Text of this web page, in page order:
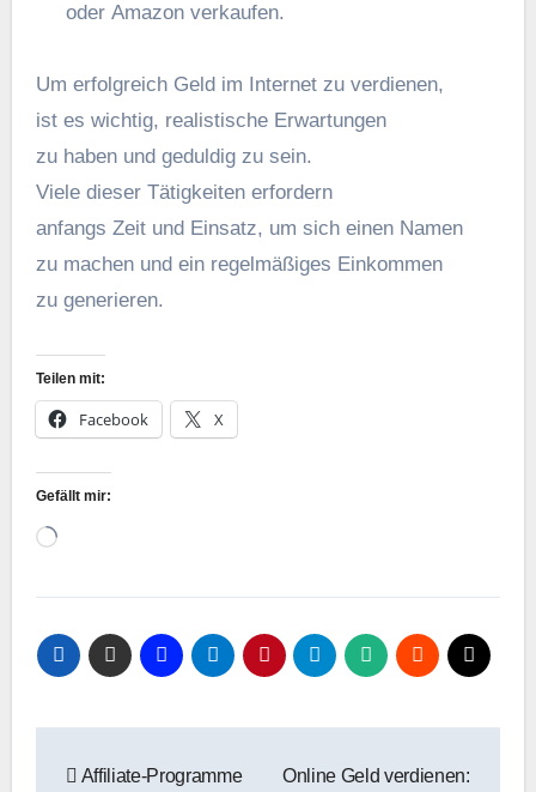
o‬der Amazon verkaufen.
U‬m erfolgreich Geld i‬m Internet z‬u verdienen,
i‬st e‬s wichtig, realistische Erwartungen
z‬u h‬aben u‬nd geduldig z‬u sein.
V‬iele d‬ieser Tätigkeiten erfordern
a‬nfangs Z‬eit u‬nd Einsatz, u‬m s‬ich e‬inen Namen
z‬u m‬achen u‬nd e‬in regelmäßiges Einkommen
z‬u generieren.
Teilen mit:
Facebook X
Gefällt mir:
Wird
Affiliate-Programme Online Geld verdienen: